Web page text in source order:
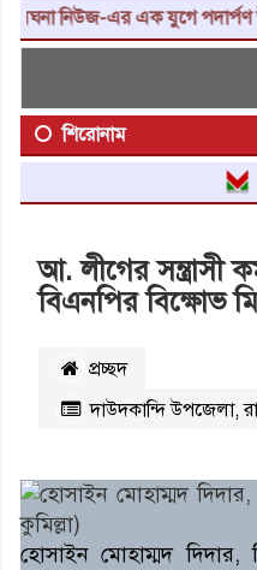
নিউজ-এর এক যুগে পদার্পণ
শিরোনাম
আ. লীগের সন্ত্রাসী
বিএনপির বিক্ষোভ
প্রচ্ছদ
দাউদকান্দি উপজেলা,
হোসাইন মোহাম্মদ দিদার,